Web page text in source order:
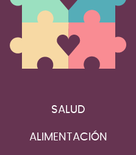
SALUD
ALIMENTACIÓN